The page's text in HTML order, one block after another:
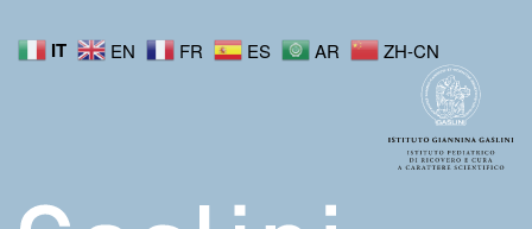
IT EN FR ES AR ZH-CN